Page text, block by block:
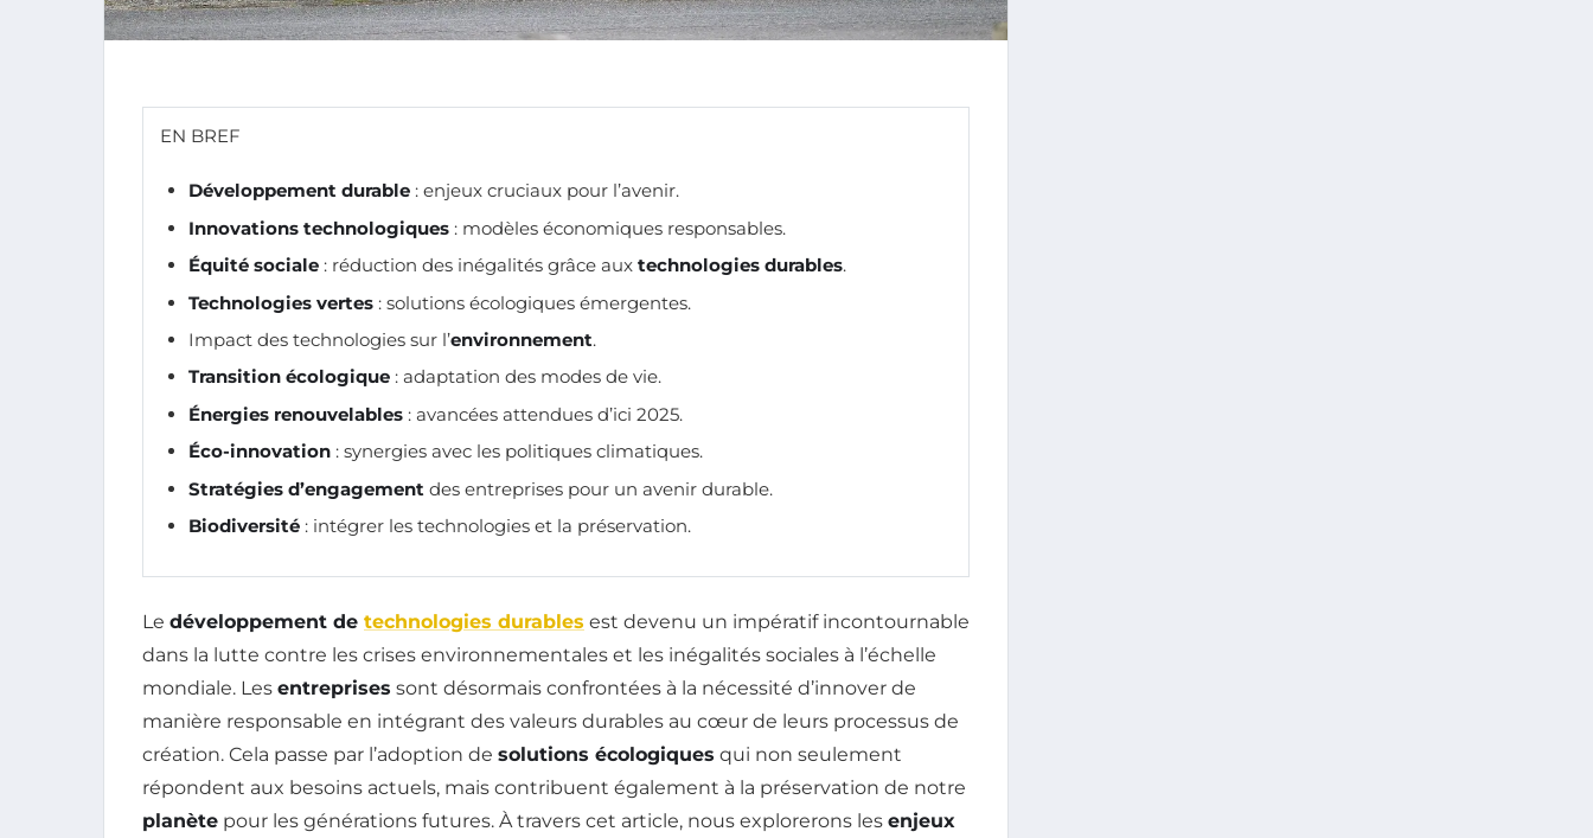
EN BREF
Développement durable : enjeux cruciaux pour l’avenir.
Innovations technologiques : modèles économiques responsables.
Équité sociale : réduction des inégalités grâce aux technologies durables.
Technologies vertes : solutions écologiques émergentes.
Impact des technologies sur l’environnement.
Transition écologique : adaptation des modes de vie.
Énergies renouvelables : avancées attendues d’ici 2025.
Éco-innovation : synergies avec les politiques climatiques.
Stratégies d’engagement des entreprises pour un avenir durable.
Biodiversité : intégrer les technologies et la préservation.
Le développement de technologies durables est devenu un impératif incontournable
dans la lutte contre les crises environnementales et les inégalités sociales à l’échelle
mondiale. Les entreprises sont désormais confrontées à la nécessité d’innover de
manière responsable en intégrant des valeurs durables au cœur de leurs processus de
création. Cela passe par l’adoption de solutions écologiques qui non seulement
répondent aux besoins actuels, mais contribuent également à la préservation de notre
planète pour les générations futures. À travers cet article, nous explorerons les enjeux